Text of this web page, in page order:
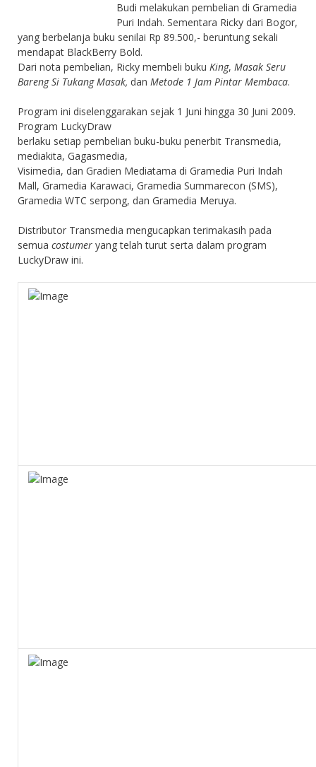
Budi melakukan pembelian di Gramedia
Puri Indah. Sementara Ricky dari Bogor,
yang berbelanja buku senilai Rp 89.500,- beruntung sekali
mendapat BlackBerry Bold.
Dari nota pembelian, Ricky membeli buku King, Masak Seru
Bareng Si Tukang Masak, dan Metode 1 Jam Pintar Membaca.
Program ini diselenggarakan sejak 1 Juni hingga 30 Juni 2009.
Program LuckyDraw
berlaku setiap pembelian buku-buku penerbit Transmedia,
mediakita, Gagasmedia,
Visimedia, dan Gradien Mediatama di Gramedia Puri Indah
Mall, Gramedia Karawaci, Gramedia Summarecon (SMS),
Gramedia WTC serpong, dan Gramedia Meruya.
Distributor Transmedia mengucapkan terimakasih pada
semua costumer yang telah turut serta dalam program
LuckyDraw ini.